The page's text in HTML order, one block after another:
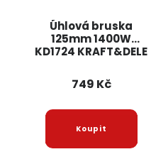
Úhlová bruska
125mm 1400W
KD1724 KRAFT&DELE
749 Kč